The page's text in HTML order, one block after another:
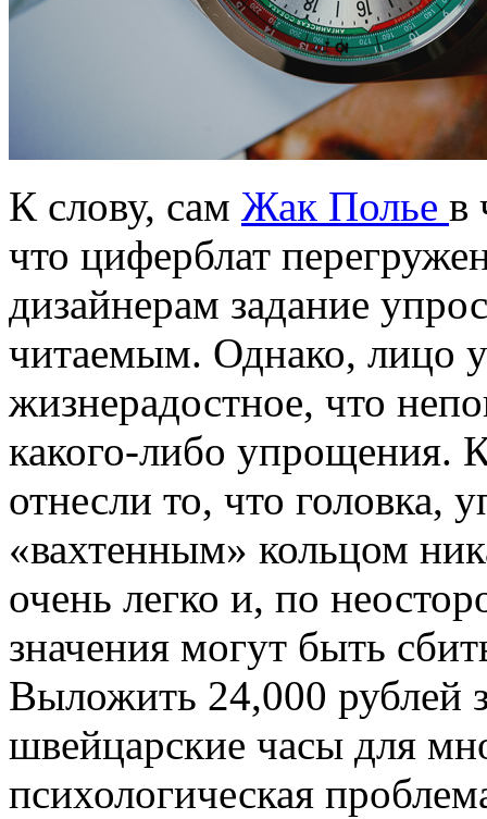
К слову, сам Жак Полье в
что циферблат
дизайнерам задание
читаемым. Однако, лицо у
жизнерадостное, что
какого-либо упрощения.
отнесли то, что
«вахтенным» кольцом
очень легко и, по
значения могут быть
Выложить 24,000 рублей
швейцарские часы для
психологическая